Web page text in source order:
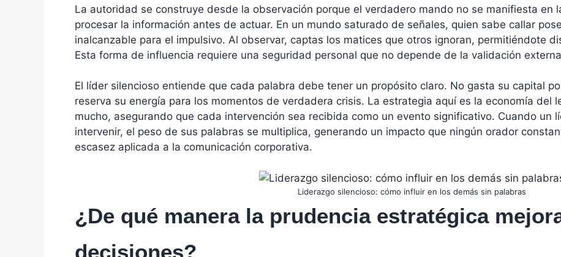
La autoridad se construye desde la observación porque el verdadero mando no se manifiesta en
procesar la información antes de actuar. En un mundo saturado de señales, quien sabe callar
inalcanzable para el impulsivo. Al observar, captas los matices que otros ignoran, permitiéndote
Esta forma de influencia requiere una seguridad personal que no depende de la validación
El líder silencioso entiende que cada palabra debe tener un propósito claro. No gasta su capital
reserva su energía para los momentos de verdadera crisis. La estrategia aquí es la economía del
mucho, asegurando que cada intervención sea recibida como un evento significativo. Cuando un
intervenir, el peso de sus palabras se multiplica, generando un impacto que ningún orador
escasez aplicada a la comunicación corporativa.
Liderazgo silencioso: cómo influir en los demás sin palabras
¿De qué manera la prudencia estratégica
decisiones?